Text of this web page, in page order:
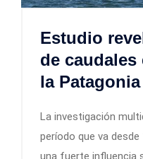
Estudio
de
la
La investigación
período que va
una fuerte influencia